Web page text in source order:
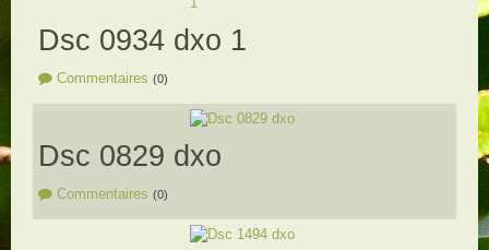
Dsc 0934 dxo 1
Commentaires (0)
Dsc 0829 dxo
Commentaires (0)